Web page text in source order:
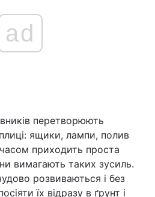
Війна
Політика
Світ
ad
перетворюють
ящики, лампи, полив
приходить проста
вимагають таких зусиль.
розвиваються і без
їх відразу в ґрунт і